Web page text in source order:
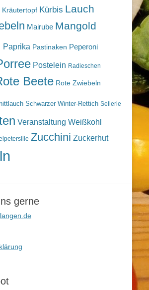
Kräutertopf Kürbis Lauch
Mairube Mangold
Paprika Pastinaken Peperoni
Postelein Radieschen
Beete Rote Zwiebeln
Schwarzer Winter-Rettich Sellerie
Veranstaltung Weißkohl
Zucchini Zuckerhut
gerne